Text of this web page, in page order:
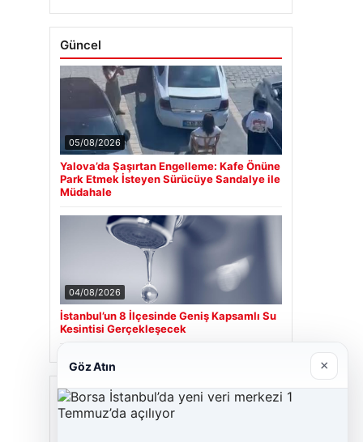
Güncel
05/08/2026
Yalova’da Şaşırtan Engelleme: Kafe Önüne
Park Etmek İsteyen Sürücüye Sandalye ile
Müdahale
04/08/2026
İstanbul’un 8 İlçesinde Geniş Kapsamlı Su
Kesintisi Gerçekleşecek
Son Eklenen Firmalar
Göz Atın ×